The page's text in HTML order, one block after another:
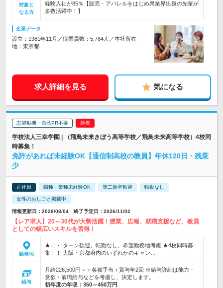
対象と
なる方
経験入社が85％【販売・アパレルをはじめ異業界出身の先輩が
多数活躍中！】
企業データ
設立：1981年11月／従業員数：5,784人／本社所在
地：東京都
求人詳細を見る 気になる
志望動機・自己PR不要
学校法人三幸学園 | （飛鳥未来きぼう高等学校／飛鳥未来高等学校）4校同
時募集！
免許があれば未経験OK【通信制高校の教員】年休120日・残業
少
正社員 職種・業種未経験OK 第二新卒歓迎 転勤なし
女性のおしごと掲載中
情報更新日：2026/08/04 終了予定日：2026/11/02
【レア求人】20～30代が大勢活躍！授業、広報、就職支援など、教員
としての幅広いスキルを習得！
勤務地
★Ｕ・Iターン歓迎、転勤なし、希望勤務地考慮 ★4校同時募
集！！ 大阪・京都府内のいずれかのキャン…
給与
月給226,500円～＋各種手当＋賞与年2回 ※給与詳細は能力・
意欲・前職給与などを考慮し、決定します。
初年度の年収： 350～450万円